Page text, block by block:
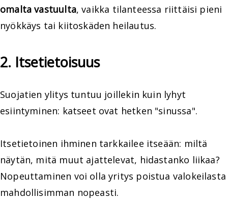
omalta vastuulta, vaikka tilanteessa riittäisi pieni
nyökkäys tai kiitoskäden heilautus.
2. Itsetietoisuus
Suojatien ylitys tuntuu joillekin kuin lyhyt
esiintyminen: katseet ovat hetken "sinussa".
Itsetietoinen ihminen tarkkailee itseään: miltä
näytän, mitä muut ajattelevat, hidastanko liikaa?
Nopeuttaminen voi olla yritys poistua valokeilasta
mahdollisimman nopeasti.